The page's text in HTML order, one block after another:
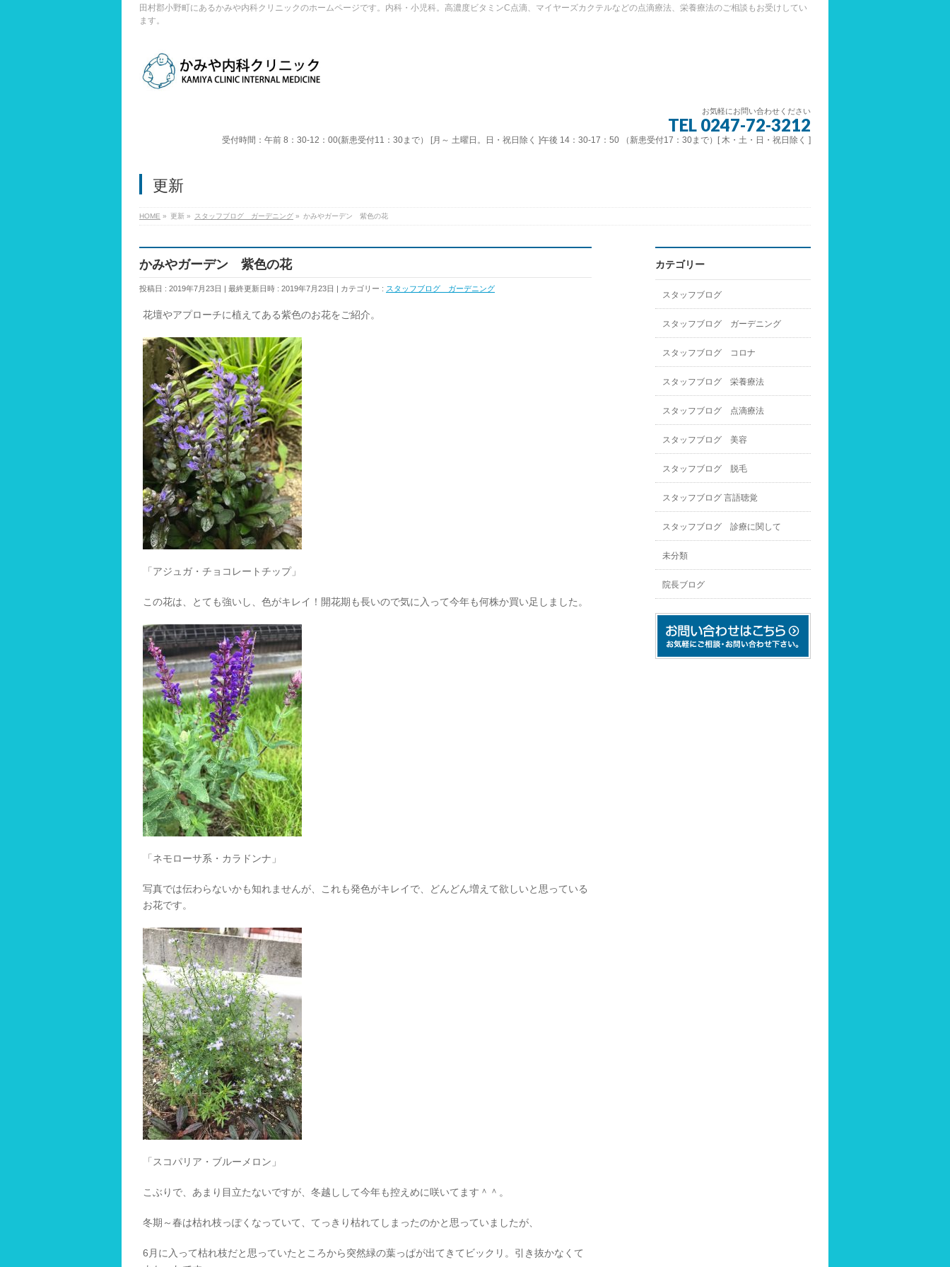
田村郡小野町にあるかみや内科クリニックのホームページです。内科・小児科。高濃度ビタミンC点滴、マイヤーズカクテルなどの点滴療法、栄養療法のご相談もお受けしてい
ます。
お気軽にお問い合わせください
TEL 0247-72-3212
受付時間：午前 8：30-12：00(新患受付11：30まで） [月～ 土曜日。日・祝日除く ]午後 14：30-17：50 （新患受付17：30まで）[ 木・土・日・祝日除く ]
更新
HOME » 更新 » スタッフブログ ガーデニング » かみやガーデン 紫色の花
かみやガーデン 紫色の花
投稿日 : 2019年7月23日 最終更新日時 : 2019年7月23日 カテゴリー : スタッフブログ ガーデニング
花壇やアプローチに植えてある紫色のお花をご紹介。
「アジュガ・チョコレートチップ」
この花は、とても強いし、色がキレイ！開花期も長いので気に入って今年も何株か買い足しました。
「ネモローサ系・カラドンナ」
写真では伝わらないかも知れませんが、これも発色がキレイで、どんどん増えて欲しいと思っている
お花です。
「スコパリア・ブルーメロン」
こぶりで、あまり目立たないですが、冬越しして今年も控えめに咲いてます＾＾。
冬期～春は枯れ枝っぽくなっていて、てっきり枯れてしまったのかと思っていましたが、
6月に入って枯れ枝だと思っていたところから突然緑の葉っぱが出てきてビックリ。引き抜かなくて
カテゴリー
スタッフブログ
スタッフブログ ガーデニング
スタッフブログ コロナ
スタッフブログ 栄養療法
スタッフブログ 点滴療法
スタッフブログ 美容
スタッフブログ 脱毛
スタッフブログ 言語聴覚
スタッフブログ 診療に関して
未分類
院長ブログ